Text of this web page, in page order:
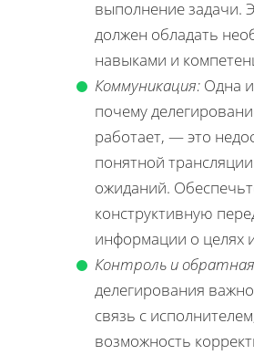
выполнение задачи.
должен обладать
навыками и
Коммуникация: Одна
почему
работает, — это
понятной
ожиданий.
конструктивную
информации о целях
Контроль и обратная
делегирования
связь с
возможность